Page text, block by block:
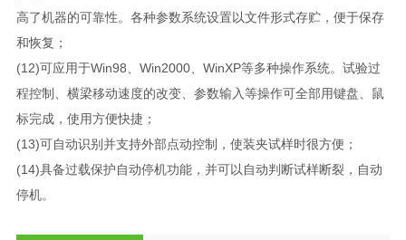
高了机器的可靠性。各种参数系统设置以文件形式存贮，便于保存
和恢复；
(12)可应用于Win98、Win2000、WinXP等多种操作系统。试验过
程控制、横梁移动速度的改变、参数输入等操作可全部用键盘、鼠
标完成，使用方便快捷；
(13)可自动识别并支持外部点动控制，使装夹试样时很方便；
(14)具备过载保护自动停机功能，并可以自动判断试样断裂，自动
停机。